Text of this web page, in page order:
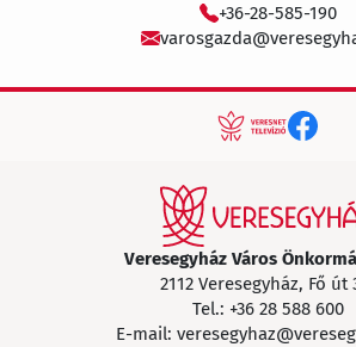
+36-28-585-190
Veresegyház Város
2112 Veresegyház, Fő út
Tel.: +36 28 588 600
E-mail: